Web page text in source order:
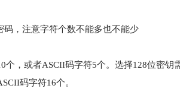
，注意字符个数不能多也不能少
个，或者ASCII码字符5个。选择128位密
码字符16个。